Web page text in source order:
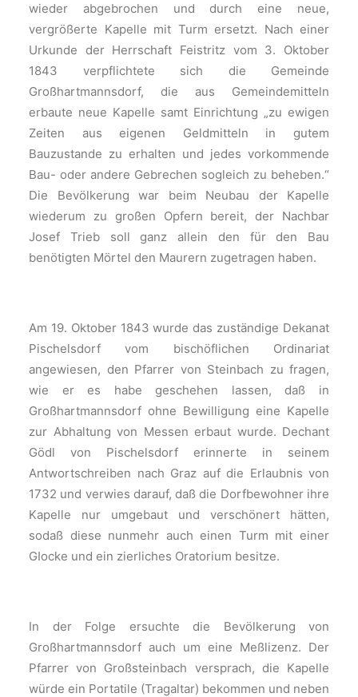
wieder ab­gebrochen und durch eine neue,
vergrößerte Kapelle mit Turm ersetzt. Nach ei­ner
Urkunde der Herrschaft Feistritz vom 3. Oktober
1843 verpflichtete sich die Gemeinde
Großhartmannsdorf, die aus Gemeindemitteln
erbaute neue Kapelle samt Einrichtung „zu ewigen
Zeiten aus eigenen Geldmitteln in gutem
Bauzustande zu erhalten und jedes vorkommende
Bau- oder andere Gebrechen sogleich zu beheben.“
Die Bevölkerung war beim Neubau der Kapelle
wiederum zu großen Opfern bereit, der Nachbar
Josef Trieb soll ganz allein den für den Bau
benötigten Mörtel den Maurern zugetragen haben.
Am 19. Oktober 1843 wurde das zuständige Dekanat
Pischelsdorf vom bischöflichen Ordinariat
angewiesen, den Pfarrer von Steinbach zu fragen,
wie er es ha­be geschehen lassen, daß in
Großhartmannsdorf ohne Bewilligung eine Kapelle
zur Abhaltung von Messen erbaut wurde. Dechant
Gödl von Pischelsdorf erin­nerte in seinem
Antwortschreiben nach Graz auf die Erlaubnis von
1732 und verwies darauf, daß die Dorfbewohner ihre
Kapelle nur umgebaut und verschönert hätten,
sodaß diese nunmehr auch einen Turm mit einer
GIocke und ein zierliches Oratorium besitze.
In der Folge ersuchte die Bevölkerung von
Großhartmannsdorf auch um eine Meßlizenz. Der
Pfarrer von Großsteinbach versprach, die Kapelle
würde ein Portatile (Tragaltar) bekommen und neben